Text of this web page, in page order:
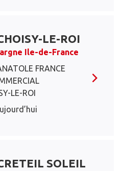
LE-ROI
Ile-de-France
FRANCE
LE-ROI
SOLEIL